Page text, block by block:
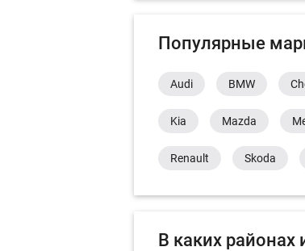
Популярные
Audi BMW
Kia Mazda
Renault Skoda
В каких районах